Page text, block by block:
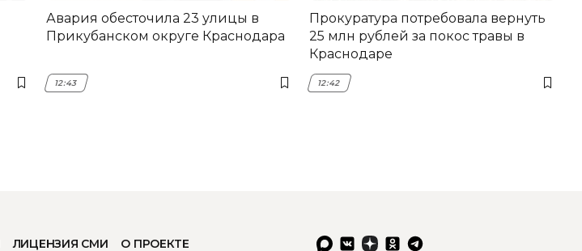
Авария обесточила 23 улицы в
Прикубанском округе Краснодара
12:43
Прокуратура потребовала вернуть
25 млн рублей за покос травы в
Краснодаре
12:42
ЛИЦЕНЗИЯ СМИ О ПРОЕКТЕ